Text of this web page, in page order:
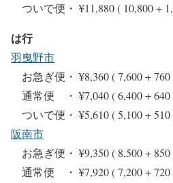
ついで便・ ¥11,880 ( 10,800
は行
羽曳野市
お急ぎ便・ ¥8,360 ( 7,600 +
通常便 ・ ¥7,040 ( 6,400 +
ついで便・ ¥5,610 ( 5,100 +
阪南市
お急ぎ便・ ¥9,350 ( 8,500 +
通常便 ・ ¥7,920 ( 7,200 +